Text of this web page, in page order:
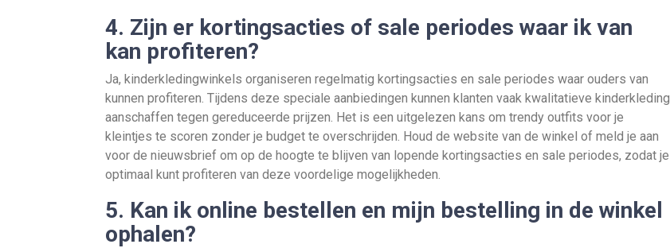
4. Zijn er kortingsacties of sale periodes waar ik van
kan profiteren?
Ja, kinderkledingwinkels organiseren regelmatig kortingsacties en sale periodes waar ouders van
kunnen profiteren. Tijdens deze speciale aanbiedingen kunnen klanten vaak kwalitatieve kinderkleding
aanschaffen tegen gereduceerde prijzen. Het is een uitgelezen kans om trendy outfits voor je
kleintjes te scoren zonder je budget te overschrijden. Houd de website van de winkel of meld je aan
voor de nieuwsbrief om op de hoogte te blijven van lopende kortingsacties en sale periodes, zodat je
optimaal kunt profiteren van deze voordelige mogelijkheden.
5. Kan ik online bestellen en mijn bestelling in de winkel
ophalen?